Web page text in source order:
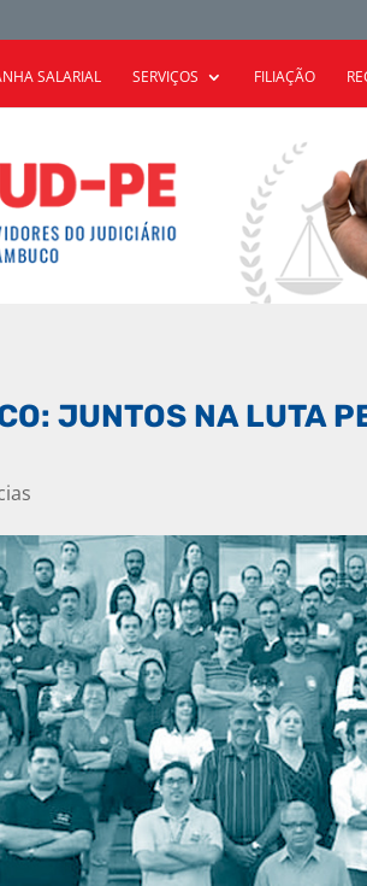
SALARIAL SERVIÇOS FILIAÇÃO
JUNTOS NA LUTA